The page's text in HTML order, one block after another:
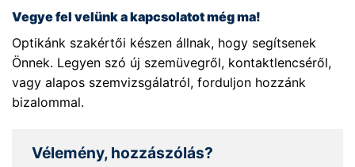
Vegye fel velünk a kapcsolatot még ma!
Optikánk szakértői készen állnak, hogy segítsenek
Önnek. Legyen szó új szemüvegről, kontaktlencséről,
vagy alapos szemvizsgálatról, forduljon hozzánk
bizalommal.
Vélemény, hozzászólás?